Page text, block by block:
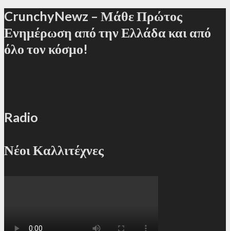
CrunchyNewz – Μάθε Πρώτος
Ενημέρωση από την Ελλάδα και από
όλο τον κόσμο!
Radio
Νέοι Καλλιτέχνες